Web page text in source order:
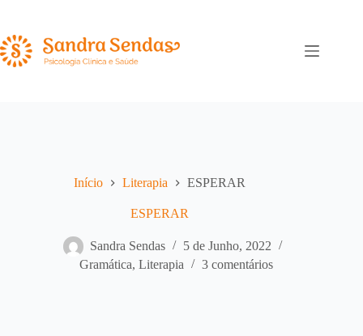
conteúdo
Início Literapia ESPERAR
ESPERAR
Sandra Sendas
5 de Junho, 2022
Gramática, Literapia 3 comentários